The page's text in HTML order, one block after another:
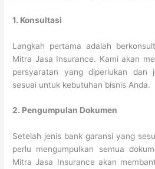
1. Konsultasi
Langkah pertama adalah
Mitra Jasa Insurance. Kami akan
persyaratan yang diperlukan dan
sesuai untuk kebutuhan bisnis Anda.
2. Pengumpulan Dokumen
Setelah jenis bank garansi yang
perlu mengumpulkan semua
Mitra Jasa Insurance akan